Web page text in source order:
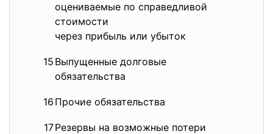
оцениваемые по справедливой
стоимости
через прибыль или убыток
15 Выпущенные долговые
обязательства
16 Прочие обязательства
17Резервы на возможные потери